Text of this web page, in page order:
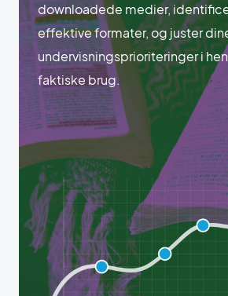
downloadede medier,
effektive formater, og juster
undervisningsprioriteringer i
faktiske brug.